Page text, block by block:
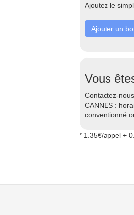
Ajoutez le
Ajouter un
Vous
Contactez-
CANNES :
conventionné
* 1.35€/appel +